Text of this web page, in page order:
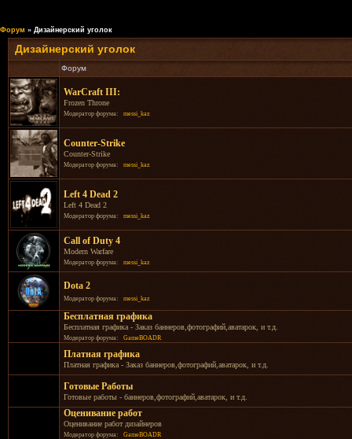
Форум » Дизайнерский уголок
Дизайнерский уголок
Форум
WarCraft III:
Frozen Throne
Модератор форума: messi_kaz
Counter-Strike
Counter-Strike
Модератор форума: messi_kaz
Left 4 Dead 2
Left 4 Dead 2
Модератор форума: messi_kaz
Call of Duty 4
Modern Warfare
Модератор форума: messi_kaz
Dota 2
Модератор форума: messi_kaz
Бесплатная графика
Бесплатная графика - Заказ баннеров,фотографий,аватарок, и т.д.
Модератор форума: GameBOADR
Платная графика
Платная графика - Заказ баннеров,фотографий,аватарок, и т.д.
Готовые Работы
Готовые работы - баннеров,фотографий,аватарок, и т.д.
Оценивание работ
Оценивание работ дизайнеров
Модератор форума: GameBOADR